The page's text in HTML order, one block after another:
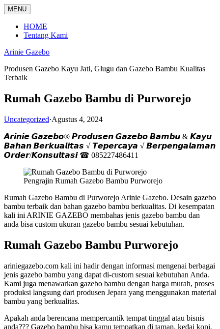
Langsung
ke
konten
MENU
HOME
Tentang Kami
Arinie Gazebo
Produsen Gazebo Kayu Jati, Glugu dan Gazebo Bambu Kualitas
Terbaik
Rumah Gazebo Bambu di Purworejo
Uncategorized·Agustus 4, 2024
𝘼𝙧𝙞𝙣𝙞𝙚 𝙂𝙖𝙯𝙚𝙗𝙤® 𝙋𝙧𝙤𝙙𝙪𝙨𝙚𝙣 𝙂𝙖𝙯𝙚𝙗𝙤 𝘽𝙖𝙢𝙗𝙪 & 𝙆𝙖𝙮𝙪
𝘽𝙖𝙝𝙖𝙣 𝘽𝙚𝙧𝙠𝙪𝙖𝙡𝙞𝙩𝙖𝙨 √ 𝙏𝙚𝙥𝙚𝙧𝙘𝙖𝙮𝙖 √ 𝘽𝙚𝙧𝙥𝙚𝙣𝙜𝙖𝙡𝙖𝙢𝙖𝙣
𝙊𝙧𝙙𝙚𝙧/𝙆𝙤𝙣𝙨𝙪𝙡𝙩𝙖𝙨𝙞 ☎ 085227486411
Pengrajin Rumah Gazebo Bambu Purworejo
Rumah Gazebo Bambu di Purworejo Arinie Gazebo. Desain gazebo
bambu terbaik dan bahan gazebo bambu berkualitas. Di kesempatan
kali ini ARINIE GAZEBO membahas jenis gazebo bambu dan
anda bisa custom ukuran gazebo bambu sesuai kebutuhan.
Rumah Gazebo Bambu Purworejo
ariniegazebo.com kali ini hadir dengan informasi mengenai berbagai
jenis gazebo bambu yang dapat di-custom sesuai kebutuhan Anda.
Kami juga menawarkan gazebo bambu dengan harga murah, proses
produksi langsung dari produsen Jepara yang menggunakan material
bambu yang berkualitas.
Apakah anda berencana mempercantik tempat tinggal atau bisnis
anda??? Gazebo bambu bisa kamu tempatkan di taman, kedai kopi,